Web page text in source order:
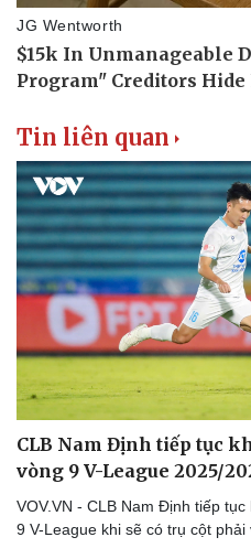
Tin liên quan
CLB Nam Định tiếp tục
vòng 9 V-League 2025/
VOV.VN - CLB Nam Định tiếp
9 V-League khi sẽ có trụ cột phải